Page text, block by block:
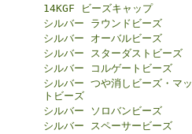
14KGF ビーズキャップ
シルバー ラウンドビーズ
シルバー オーバルビーズ
シルバー スターダストビーズ
シルバー コルゲートビーズ
シルバー つや消しビーズ・マッ
トビーズ
シルバー ソロバンビーズ
シルバー スペーサービーズ